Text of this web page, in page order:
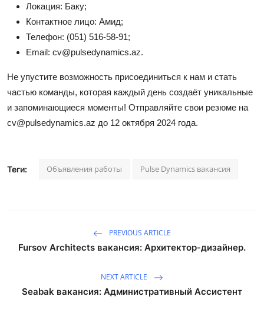
Локация: Баку;
Контактное лицо: Амид;
Телефон: (051) 516-58-91;
Email: cv@pulsedynamics.az.
Не упустите возможность присоединиться к нам и стать
частью команды, которая каждый день создаёт уникальные
и запоминающиеся моменты! Отправляйте свои резюме на
cv@pulsedynamics.az до 12 октября 2024 года.
Теги: Объявления работы Pulse Dynamics вакансия
PREVIOUS ARTICLE
Fursov Architects вакансия: Архитектор-дизайнер.
NEXT ARTICLE
Seabak вакансия: Административный Ассистент